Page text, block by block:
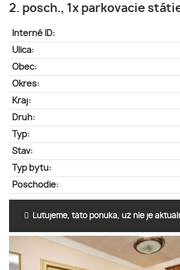
2. posch., 1x parkovacie
Interné ID:
Ulica:
Obec:
Okres:
Kraj:
Druh:
Typ:
Stav:
Typ bytu:
Poschodie:
Ľutujeme, táto ponuka, už nie je